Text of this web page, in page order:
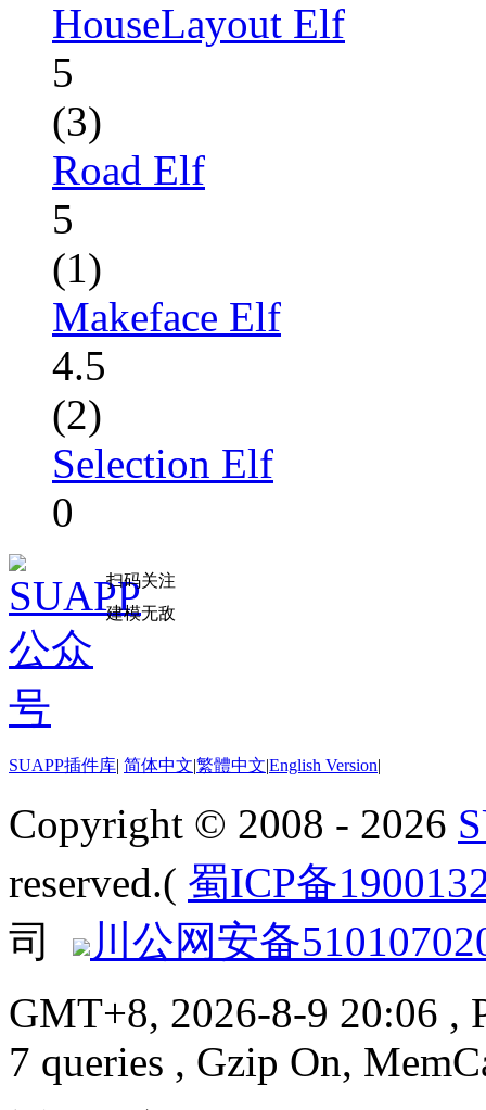
HouseLayout Elf
5
(3)
Road Elf
5
(1)
Makeface Elf
4.5
(2)
Selection Elf
0
扫码关注
建模无敌
SUAPP插件库| 简体中文|繁體中文|English Version|
Copyright © 2008 - 2026
reserved.( 蜀ICP备
司
川公网安备
GMT+8, 2026-8-9 20:06 ,
7 queries , Gzip On,